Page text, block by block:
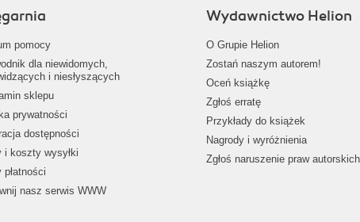
pomocy
dla niewidomych,
i niesłyszących
sklepu
prywatności
dostępności
i koszty wysyłki
płatności
nasz serwis WWW
Wydawnictwo Helion
O Grupie Helion
Zostań naszym autorem!
Oceń książkę
Zgłoś erratę
Przykłady do książek
Nagrody i wyróżnienia
Zgłoś naruszenie praw autorskich